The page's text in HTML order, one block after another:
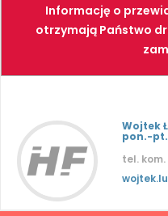
Informację o
otrzymają Państwo
Wojtek
pon.-pt.
tel. kom.